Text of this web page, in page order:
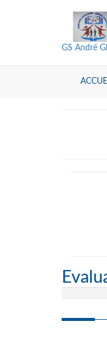
GS André